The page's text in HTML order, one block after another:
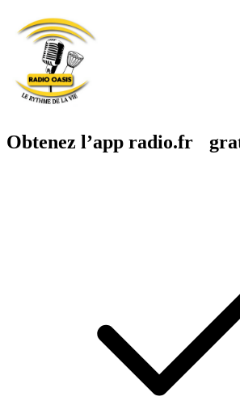
Obtenez l’app radio.fr